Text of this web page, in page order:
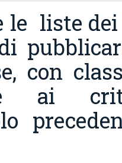
le liste
con
ai